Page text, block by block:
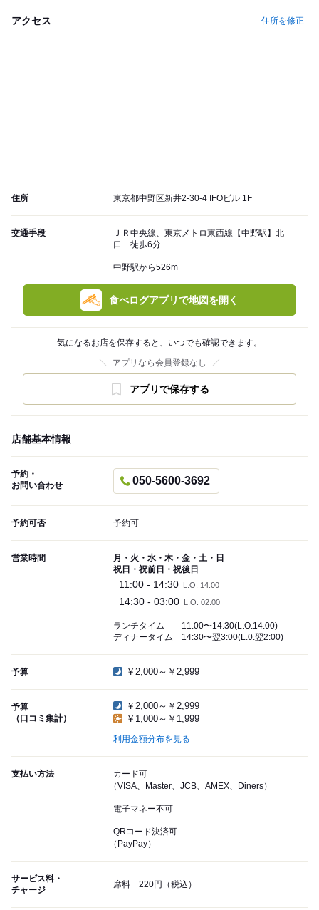
アクセス 住所を修正
住所 東京都中野区新井2-30-4 IFOビル 1F
交通手段
ＪＲ中央線、東京メトロ東西線【中野駅】北
口 徒歩6分
中野駅から526m
食べログアプリで地図を開く
気になるお店を保存すると、いつでも確認できます。
アプリなら会員登録なし
アプリで保存する
店舗基本情報
予約・
お問い合わせ
050-5600-3692
予約可否 予約可
営業時間
月・火・水・木・金・土・日
祝日・祝前日・祝後日
11:00 - 14:30 L.O. 14:00
14:30 - 03:00 L.O. 02:00
ランチタイム 11:00〜14:30(L.O.14:00)
ディナータイム 14:30〜翌3:00(L.0.翌2:00)
予算 ￥2,000～￥2,999
予算
（口コミ集計）
￥2,000～￥2,999
￥1,000～￥1,999
利用金額分布を見る
支払い方法
カード可
（VISA、Master、JCB、AMEX、Diners）
電子マネー不可
QRコード決済可
（PayPay）
サービス料・
チャージ
席料 220円（税込）